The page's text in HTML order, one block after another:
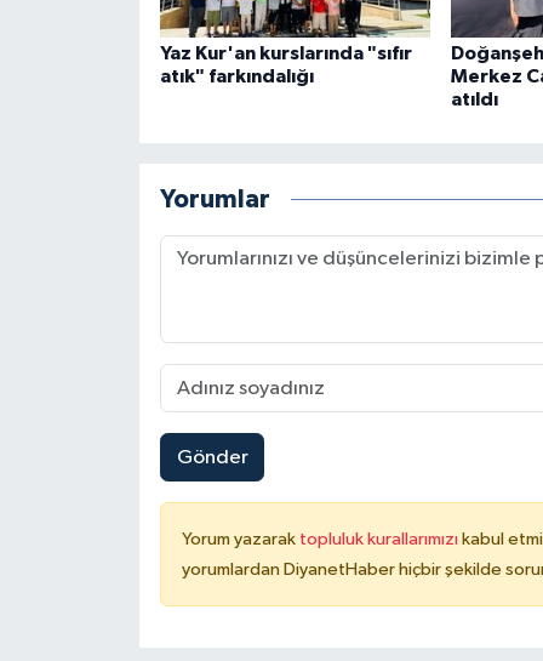
Yaz Kur'an kurslarında "sıfır
atık" farkındalığı
Merkez
atıldı
Yorumlar
Gönder
Yorum yazarak topluluk kurallarımızı kabul
yorumlardan DiyanetHaber hiçbir şekilde
Kahramanmaraş Müftülüğü
Kars Müftülüğü
Kayseri Müftülüğü
Kilis Müftülüğü
Kırıkkale Müftülüğü
Kırşehir Müftülüğü